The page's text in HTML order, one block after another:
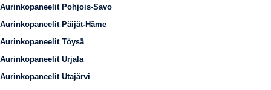
Aurinkopaneelit Pohjois-Savo
Aurinkopaneelit Päijät-Häme
Aurinkopaneelit Töysä
Aurinkopaneelit Urjala
Aurinkopaneelit Utajärvi